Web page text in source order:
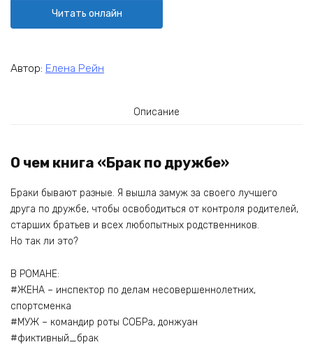
Читать онлайн
Автор: Елена Рейн
Описание
О чем книга «Брак по дружбе»
Браки бывают разные. Я вышла замуж за своего лучшего
друга по дружбе, чтобы освободиться от контроля родителей,
старших братьев и всех любопытных родственников.
Но так ли это?
В РОМАНЕ:
#ЖЕНА – инспектор по делам несовершеннолетних,
спортсменка
#МУЖ – командир роты СОБРа, донжуан
#фиктивный_брак